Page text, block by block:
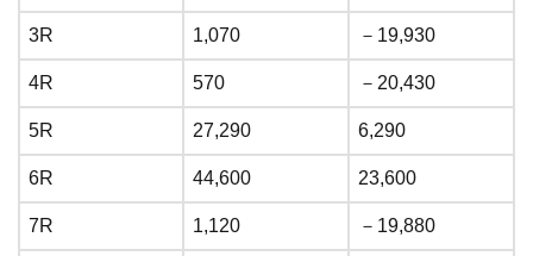
3R 1,070 －19,930
4R 570 －20,430
5R 27,290 6,290
6R 44,600 23,600
7R 1,120 －19,880